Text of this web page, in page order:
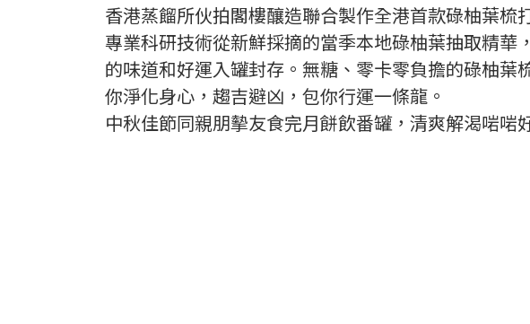
香港蒸餾所伙拍閣樓釀造聯合製作全港首款碌柚葉梳
專業科研技術從新鮮採摘的當季本地碌柚葉抽取精華
的味道和好運入罐封存。無糖、零卡零負擔的碌柚葉
你淨化身心，趨吉避凶，包你行運一條龍。
中秋佳節同親朋摰友食完月餅飲番罐，清爽解渴啱啱